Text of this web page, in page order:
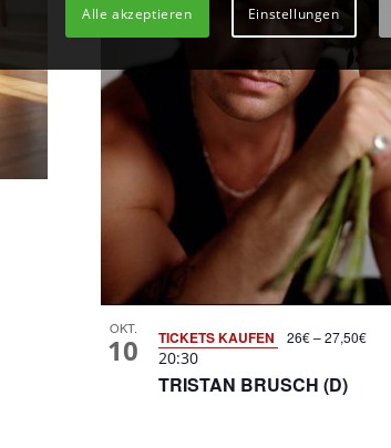
OKT.
10
TRISTAN BRUSCH (D)
20:30
TICKETS KAUFEN 26€ – 27,50€
Alle akzeptieren Einstellungen